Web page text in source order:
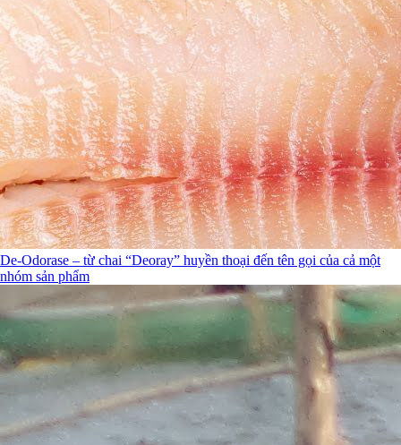
De-Odorase – từ chai “Deoray” huyền thoại đến tên gọi của cả một
nhóm sản phẩm